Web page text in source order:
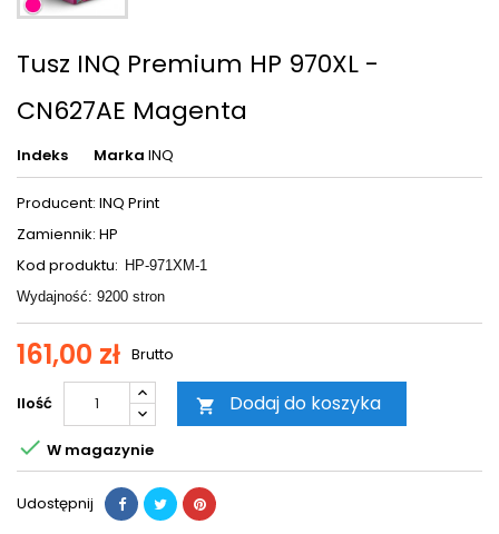
Tusz INQ Premium HP 970XL -
CN627AE Magenta
Indeks Marka INQ
Producent: INQ Print
Zamiennik: HP
Kod produktu: HP-971XM-1
Wydajność: 9200 stron
161,00 zł Brutto
Ilość  Dodaj do koszyka
 W magazynie
Udostępnij